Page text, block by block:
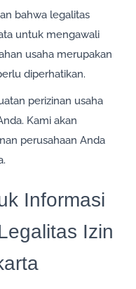
bahwa legalitas
untuk mengawali
usaha merupakan
diperhatikan.
perizinan usaha
Kami akan
perusahaan Anda
Informasi
Izin